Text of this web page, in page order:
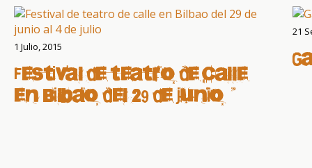
1 Julio, 2015
Festival de teatro de calle
en Bilbao del 29 de junio al
21